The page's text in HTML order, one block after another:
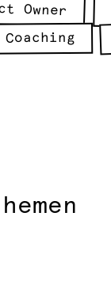
Owner
Coaching